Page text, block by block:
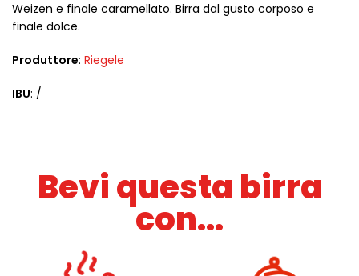
Weizen e finale caramellato. Birra dal gusto corposo e
finale dolce.
Produttore: Riegele
IBU: /
Bevi questa birra
con...